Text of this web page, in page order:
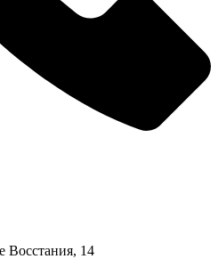
Восстания, 14